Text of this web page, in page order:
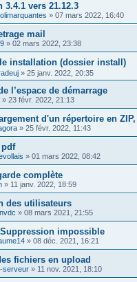
3.4.1 vers 21.12.3
» 07 mars 2022, 16:40
mail
» 02 mars 2022, 23:38
installation (dossier install)
» 25 janv. 2022, 20:35
l’espace de démarrage
» 23 févr. 2022, 21:13
d'un répertoire en
» 25 févr. 2022, 11:43
pdf
» 01 mars 2022, 08:42
complète
» 11 janv. 2022, 18:59
des utilisateurs
» 08 mars 2021, 21:55
impossible
» 08 déc. 2021, 16:21
fichiers en upload
serveur » 11 nov. 2021, 18:10